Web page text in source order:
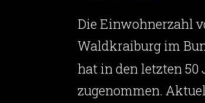
Die Einwohnerzahl
Waldkraiburg im
hat in den letzten 50
zugenommen.